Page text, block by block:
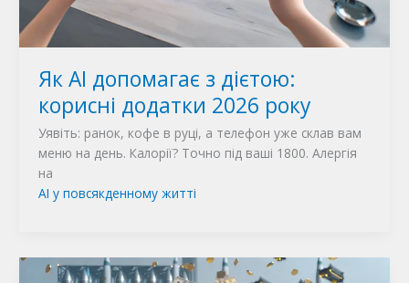
Як AI допомагає з дієтою:
корисні додатки 2026 року
Уявіть: ранок, кофе в руці, а телефон уже склав вам
меню на день. Калорії? Точно під ваші 1800. Алергія
на
AI у повсякденному житті